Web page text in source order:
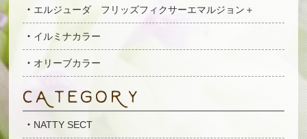
エルジューダ フリッズフィクサーエマルジョン＋
イルミナカラー
オリーブカラー
NATTY SECT